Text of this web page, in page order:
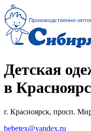
Детская
в
г. Красноярск, просп.
bebetex@yandex.ru